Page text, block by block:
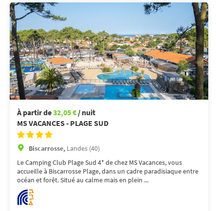
À partir de32,05 € / nuit
MS VACANCES - PLAGE SUD
Biscarrosse, Landes (40)
Le Camping Club Plage Sud 4* de chez MS Vacances, vous
accueille à Biscarrosse Plage, dans un cadre paradisiaque entre
océan et forêt. Situé au calme mais en plein ...